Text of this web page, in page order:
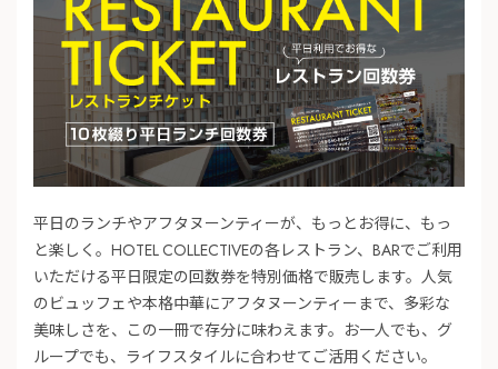
平日のランチやアフタヌーンティーが、もっとお得に、もっ
と楽しく。HOTEL COLLECTIVEの各レストラン、BARでご利用
いただける平日限定の回数券を特別価格で販売します。人気
のビュッフェや本格中華にアフタヌーンティーまで、多彩な
美味しさを、この一冊で存分に味わえます。お一人でも、グ
ループでも、ライフスタイルに合わせてご活用ください。